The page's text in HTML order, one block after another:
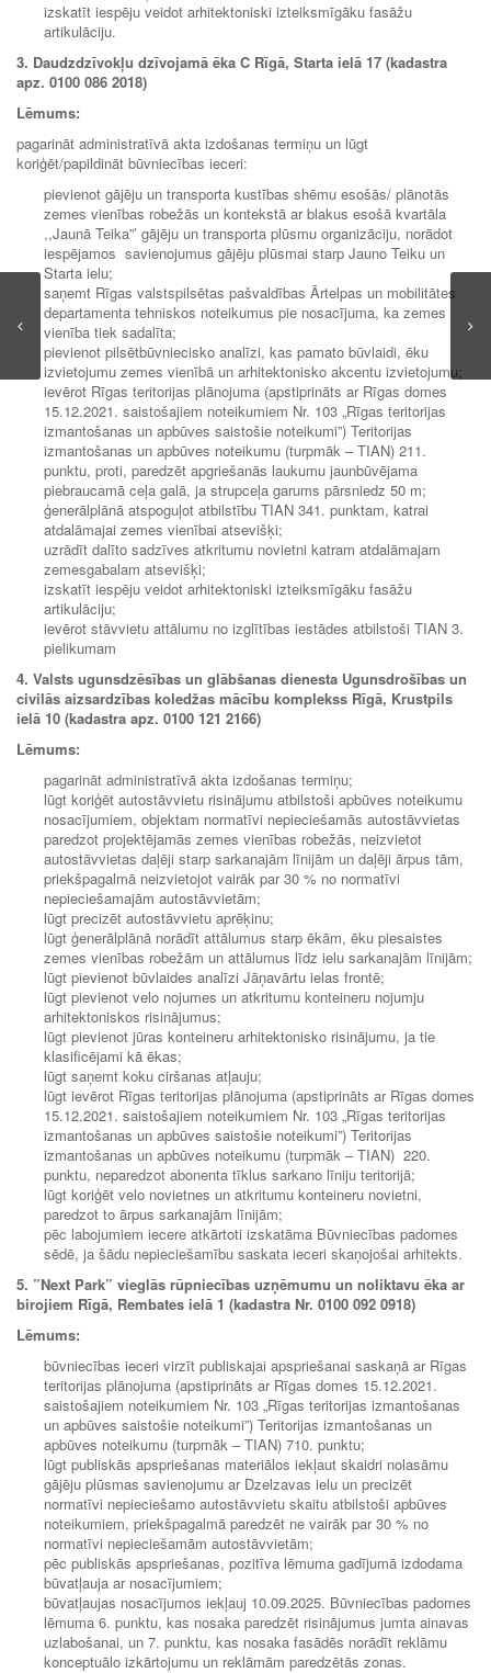
izskatīt iespēju veidot arhitektoniski izteiksmīgāku fasāžu
artikulāciju.
3. Daudzdzīvokļu dzīvojamā ēka C Rīgā, Starta ielā 17 (kadastra
apz. 0100 086 2018)
Lēmums:
pagarināt administratīvā akta izdošanas termiņu un lūgt
koriģēt/papildināt būvniecības ieceri:
pievienot gājēju un transporta kustības shēmu esošās/ plānotās
zemes vienības robežās un kontekstā ar blakus esošā kvartāla
,,Jaunā Teika”’ gājēju un transporta plūsmu organizāciju, norādot
iespējamos savienojumus gājēju plūsmai starp Jauno Teiku un
Starta ielu;
saņemt Rīgas valstspilsētas pašvaldības Ārtelpas un mobilitātes
departamenta tehniskos noteikumus pie nosacījuma, ka zemes
vienība tiek sadalīta;
pievienot pilsētbūvniecisko analīzi, kas pamato būvlaidi, ēku
izvietojumu zemes vienībā un arhitektonisko akcentu izvietojumu;
ievērot Rīgas teritorijas plānojuma (apstiprināts ar Rīgas domes
15.12.2021. saistošajiem noteikumiem Nr. 103 „Rīgas teritorijas
izmantošanas un apbūves saistošie noteikumi”) Teritorijas
izmantošanas un apbūves noteikumu (turpmāk – TIAN) 211.
punktu, proti, paredzēt apgriešanās laukumu jaunbūvējama
piebraucamā ceļa galā, ja strupceļa garums pārsniedz 50 m;
ģenerālplānā atspoguļot atbilstību TIAN 341. punktam, katrai
atdalāmajai zemes vienībai atsevišķi;
uzrādīt dalīto sadzīves atkritumu novietni katram atdalāmajam
zemesgabalam atsevišķi;
izskatīt iespēju veidot arhitektoniski izteiksmīgāku fasāžu
artikulāciju;
ievērot stāvvietu attālumu no izglītības iestādes atbilstoši TIAN 3.
pielikumam
4. Valsts ugunsdzēsības un glābšanas dienesta Ugunsdrošības un
civilās aizsardzības koledžas mācību komplekss Rīgā, Krustpils
ielā 10 (kadastra apz. 0100 121 2166)
Lēmums:
pagarināt administratīvā akta izdošanas termiņu;
lūgt koriģēt autostāvvietu risinājumu atbilstoši apbūves noteikumu
nosacījumiem, objektam normatīvi nepieciešamās autostāvvietas
paredzot projektējamās zemes vienības robežās, neizvietot
autostāvvietas daļēji starp sarkanajām līnijām un daļēji ārpus tām,
priekšpagalmā neizvietojot vairāk par 30 % no normatīvi
nepieciešamajām autostāvvietām;
lūgt precizēt autostāvvietu aprēķinu;
lūgt ģenerālplānā norādīt attālumus starp ēkām, ēku piesaistes
zemes vienības robežām un attālumus līdz ielu sarkanajām līnijām;
lūgt pievienot būvlaides analīzi Jāņavārtu ielas frontē;
lūgt pievienot velo nojumes un atkritumu konteineru nojumju
arhitektoniskos risinājumus;
lūgt pievienot jūras konteineru arhitektonisko risinājumu, ja tie
klasificējami kā ēkas;
lūgt saņemt koku ciršanas atļauju;
lūgt ievērot Rīgas teritorijas plānojuma (apstiprināts ar Rīgas domes
15.12.2021. saistošajiem noteikumiem Nr. 103 „Rīgas teritorijas
izmantošanas un apbūves saistošie noteikumi”) Teritorijas
izmantošanas un apbūves noteikumu (turpmāk – TIAN) 220.
punktu, neparedzot abonenta tīklus sarkano līniju teritorijā;
lūgt koriģēt velo novietnes un atkritumu konteineru novietni,
paredzot to ārpus sarkanajām līnijām;
pēc labojumiem iecere atkārtoti izskatāma Būvniecības padomes
sēdē, ja šādu nepieciešamību saskata ieceri skaņojošai arhitekts.
5. ”Next Park” vieglās rūpniecības uzņēmumu un noliktavu ēka ar
birojiem Rīgā, Rembates ielā 1 (kadastra Nr. 0100 092 0918)
Lēmums:
būvniecības ieceri virzīt publiskajai apspriešanai saskaņā ar Rīgas
teritorijas plānojuma (apstiprināts ar Rīgas domes 15.12.2021.
saistošajiem noteikumiem Nr. 103 „Rīgas teritorijas izmantošanas
un apbūves saistošie noteikumi”) Teritorijas izmantošanas un
apbūves noteikumu (turpmāk – TIAN) 710. punktu;
lūgt publiskās apspriešanas materiālos iekļaut skaidri nolasāmu
gājēju plūsmas savienojumu ar Dzelzavas ielu un precizēt
normatīvi nepieciešamo autostāvvietu skaitu atbilstoši apbūves
noteikumiem, priekšpagalmā paredzēt ne vairāk par 30 % no
normatīvi nepieciešamām autostāvvietām;
pēc publiskās apspriešanas, pozitīva lēmuma gadījumā izdodama
būvatļauja ar nosacījumiem;
būvatļaujas nosacījumos iekļauj 10.09.2025. Būvniecības padomes
lēmuma 6. punktu, kas nosaka paredzēt risinājumus jumta ainavas
uzlabošanai, un 7. punktu, kas nosaka fasādēs norādīt reklāmu
konceptuālo izkārtojumu un reklāmām paredzētās zonas.